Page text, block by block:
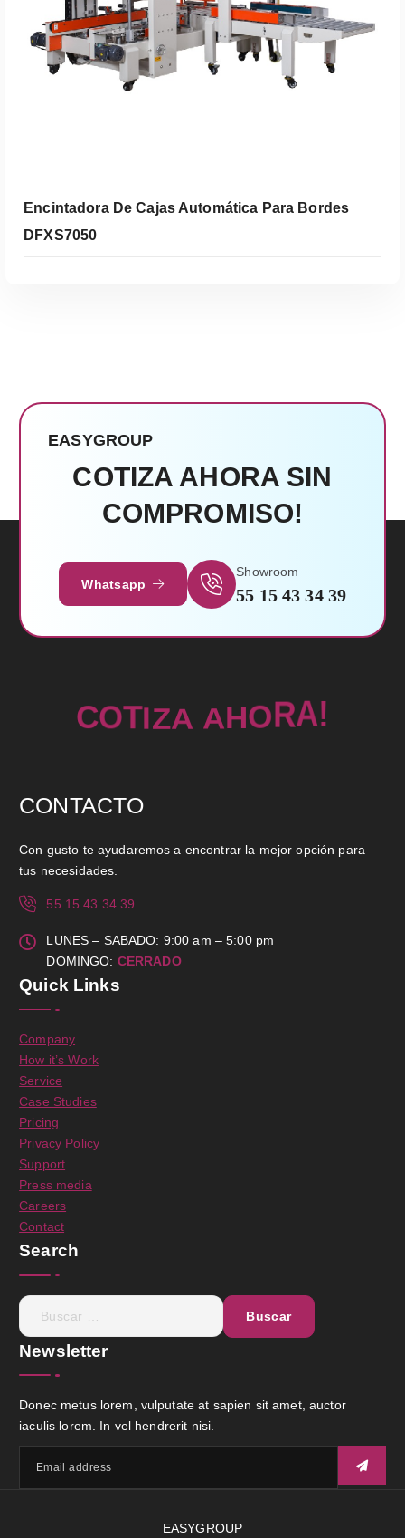
Leer Más
Encintadora De Cajas Automática Para Bordes
DFXS7050
EASYGROUP
COTIZA AHORA SIN
COMPROMISO!
Whatsapp
Showroom
55 15 43 34 39
COTIZA AHORA!
CONTACTO
Con gusto te ayudaremos a encontrar la mejor opción para
tus necesidades.
55 15 43 34 39
LUNES – SABADO: 9:00 am – 5:00 pm
DOMINGO: CERRADO
Quick Links
Company
How it’s Work
Service
Case Studies
Pricing
Privacy Policy
Support
Press media
Careers
Contact
Search
Newsletter
Donec metus lorem, vulputate at sapien sit amet, auctor
iaculis lorem. In vel hendrerit nisi.
EASYGROUP